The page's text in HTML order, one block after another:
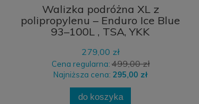
Walizka podróżna XL z
polipropylenu – Enduro Ice Blue
93–100L , TSA, YKK
279,00 zł
Cena regularna:499,00 zł
Najniższa cena: 295,00 zł
do koszyka